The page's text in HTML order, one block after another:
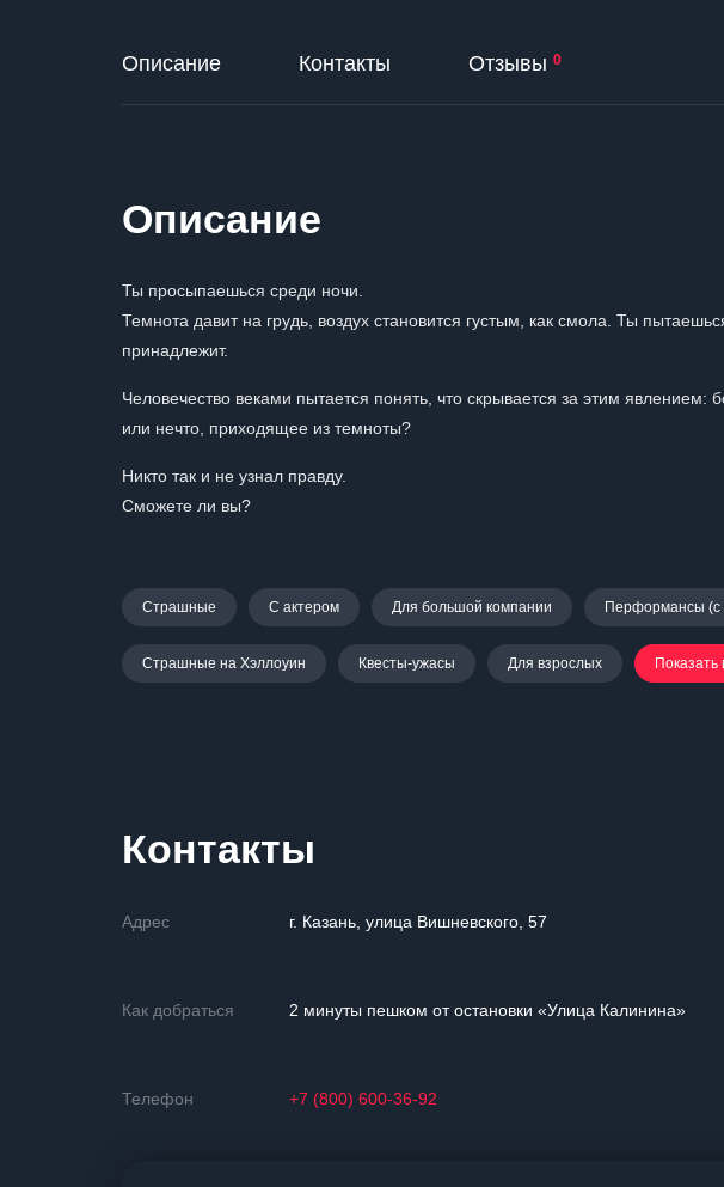
Описание Контакты Отзывы 0
Описание
Ты просыпаешься среди ночи.
Темнота давит на грудь, воздух становится густым, как смола. Ты
принадлежит.
Человечество веками пытается понять, что скрывается за этим
или нечто, приходящее из темноты?
Никто так и не узнал правду.
Сможете ли вы?
Страшные С актером Для большой компании Перформансы (с
Страшные на Хэллоуин Квесты-ужасы Для взрослых Показать
Контакты
Адрес г. Казань, улица Вишневского, 57
Как добраться 2 минуты пешком от остановки «Улица Калинина»
Телефон +7 (800) 600-36-92